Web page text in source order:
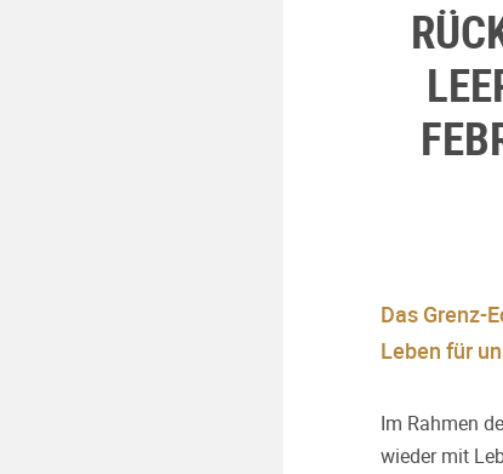
Das Grenz-
Leben für
Im Rahmen
wieder mit